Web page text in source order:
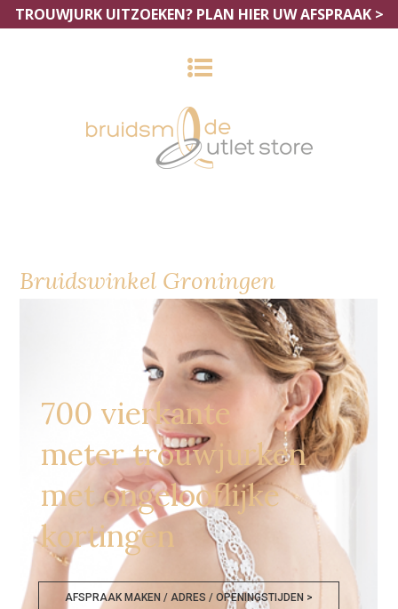
TROUWJURK UITZOEKEN? PLAN HIER UW AFSPRAAK >
Bruidswinkel Groningen
700 vierkante
meter trouwjurken
met ongelooflijke
kortingen
AFSPRAAK MAKEN / ADRES / OPENINGSTIJDEN >